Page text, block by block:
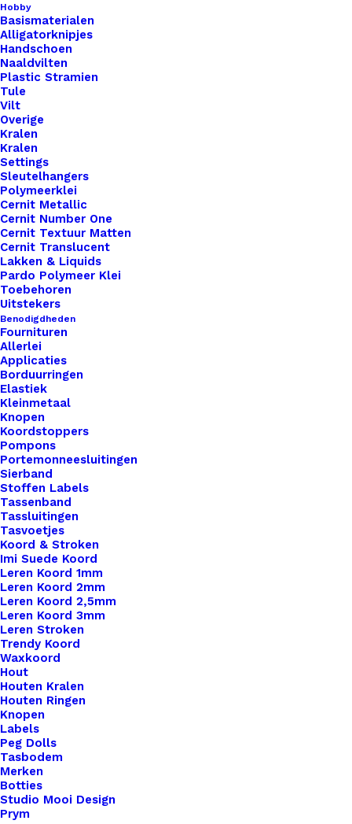
Hobby
Basismaterialen
Alligatorknipjes
Handschoen
Naaldvilten
Plastic Stramien
Tule
Vilt
Overige
Kralen
Kralen
Settings
Sleutelhangers
Polymeerklei
Cernit Metallic
Cernit Number One
Cernit Textuur Matten
Cernit Translucent
Lakken & Liquids
Pardo Polymeer Klei
Toebehoren
Uitstekers
Benodigdheden
Fournituren
Allerlei
Applicaties
Borduurringen
Elastiek
Kleinmetaal
Knopen
Koordstoppers
Pompons
Portemonneesluitingen
Sierband
Stoffen Labels
Tassenband
Tassluitingen
Tasvoetjes
Koord & Stroken
Imi Suede Koord
Leren Koord 1mm
Leren Koord 2mm
Leren Koord 2,5mm
Leren Koord 3mm
Leren Stroken
Trendy Koord
Waxkoord
Hout
Houten Kralen
Houten Ringen
Knopen
Labels
Peg Dolls
Tasbodem
Merken
Botties
Studio Mooi Design
Prym
Scheepjes Catona Willow 395
€2,45